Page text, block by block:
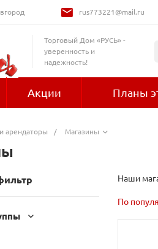
rus773221@mail.ru
Торговый Дом «РУСЬ» -
уверенность и
надежность!
Акции Планы
арендаторы / Магазины
Наши
По